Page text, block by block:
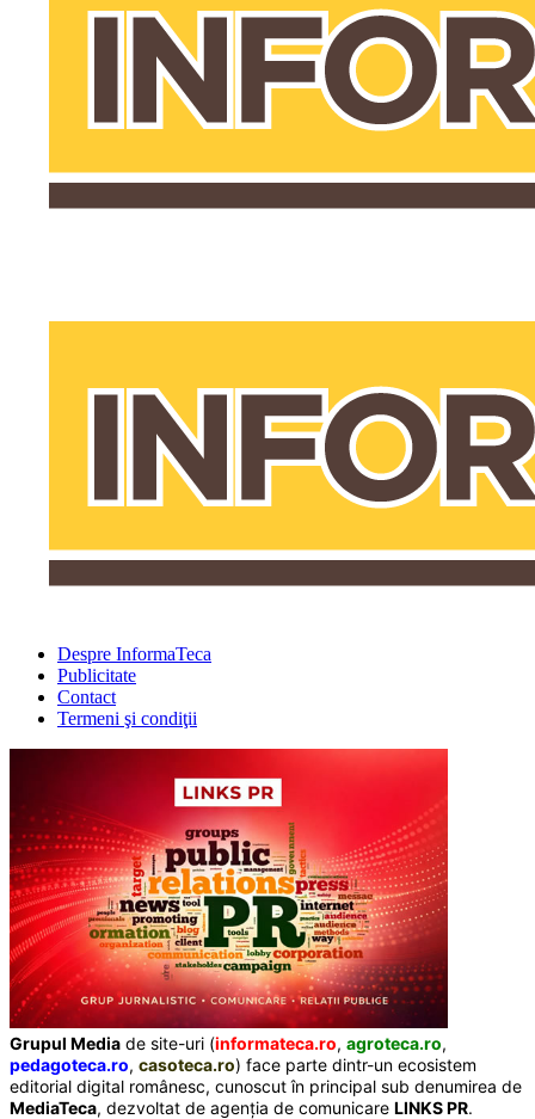
Despre InformaTeca
Publicitate
Contact
Termeni şi condiţii
Grupul Media de site-uri (informateca.ro, agroteca.ro,
pedagoteca.ro, casoteca.ro) face parte dintr-un ecosistem
editorial digital românesc, cunoscut în principal sub denumirea de
MediaTeca, dezvoltat de agenția de comunicare LINKS PR.